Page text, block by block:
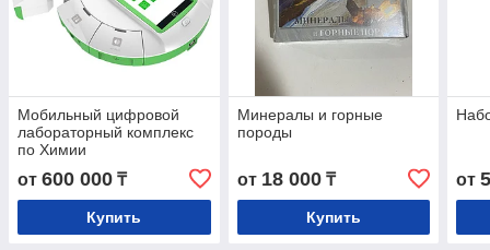
Мобильный цифровой
лабораторный комплекс
по Химии
от 600 000 ₸
Купить
Минералы и горные
породы
от 18 000₸
Купить
от